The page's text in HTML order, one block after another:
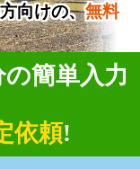
向けの、無料
簡単入力
依頼!